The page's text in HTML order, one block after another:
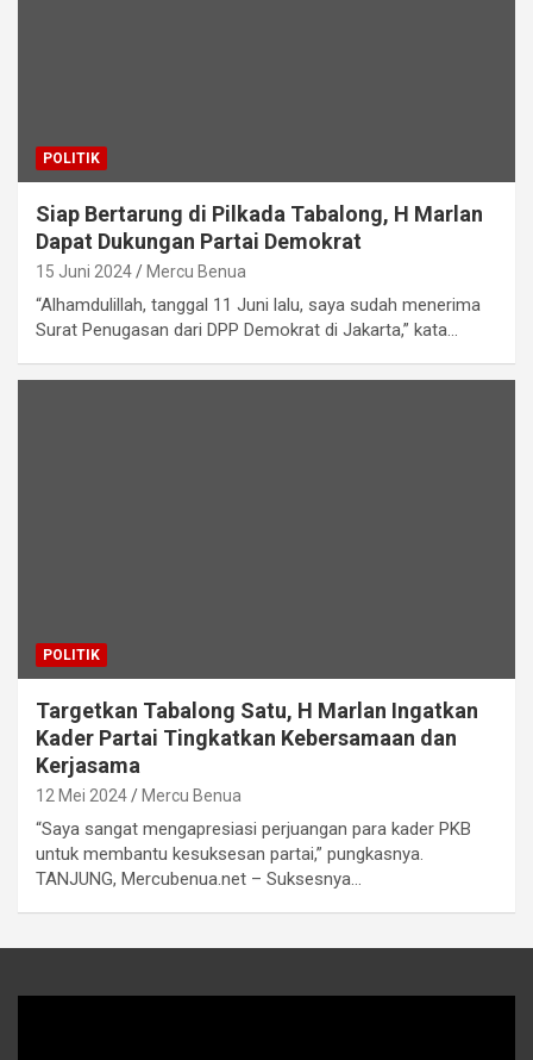
POLITIK
Siap Bertarung di Pilkada Tabalong, H Marlan
Dapat Dukungan Partai Demokrat
15 Juni 2024 Mercu Benua
“Alhamdulillah, tanggal 11 Juni lalu, saya sudah menerima
Surat Penugasan dari DPP Demokrat di Jakarta,” kata…
POLITIK
Targetkan Tabalong Satu, H Marlan Ingatkan
Kader Partai Tingkatkan Kebersamaan dan
Kerjasama
12 Mei 2024 Mercu Benua
“Saya sangat mengapresiasi perjuangan para kader PKB
untuk membantu kesuksesan partai,” pungkasnya.
TANJUNG, Mercubenua.net – Suksesnya…